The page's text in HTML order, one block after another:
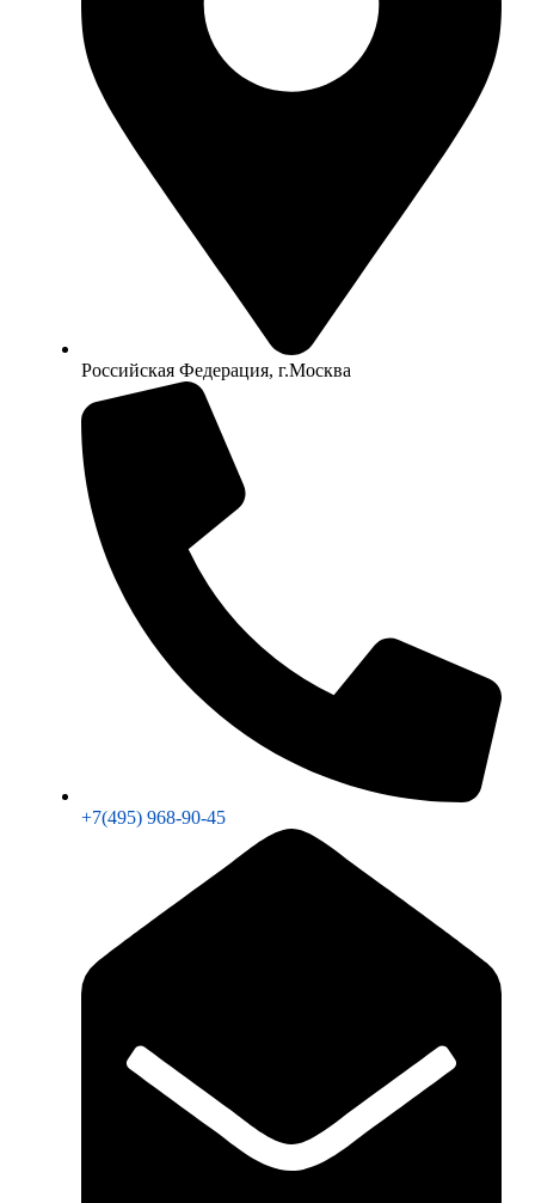
Российская Федерация, г.Москва
+7(495) 968-90-45